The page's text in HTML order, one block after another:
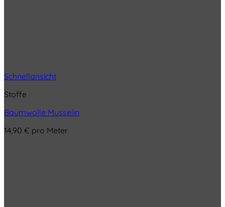
Schnellansicht
Stoffe
Baumwolle Musselin
14,90 € pro Meter